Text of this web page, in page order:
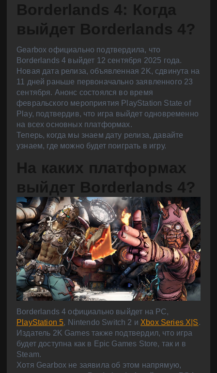
Borderlands 4: Когда
выйдет Borderlands 4?
Gearbox официально подтвердила, что
Borderlands 4 выйдет 12 сентября 2025 года.
Новая дата релиза, объявленная 2K, сдвинута на
11 дней раньше первоначально заявленного 23
сентября. Анонс состоялся во время
февральского мероприятия PlayStation State of
Play, подтвердив, что игра выйдет одновременно
на всех основных платформах.
Теперь, когда мы знаем дату релиза, давайте
узнаем, где можно будет поиграть в игру.
На каких платформах
выйдет Borderlands 4?
Borderlands 4 официально выйдет на PC,
PlayStation 5, Nintendo Switch 2 и Xbox Series X|S.
Издатель 2K Games также подтвердил, что игра
будет доступна как в Epic Games Store, так и в
Steam.
Хотя Gearbox не заявила об этом напрямую,